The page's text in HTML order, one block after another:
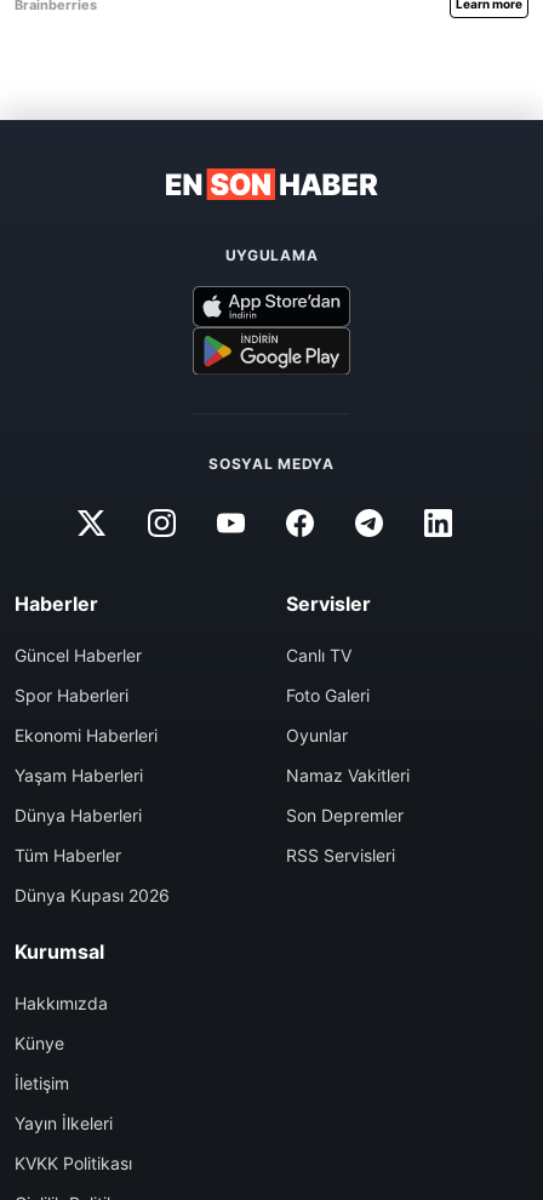
UYGULAMA
SOSYAL MEDYA
Haberler
Güncel Haberler
Spor Haberleri
Ekonomi Haberleri
Yaşam Haberleri
Dünya Haberleri
Tüm Haberler
Dünya Kupası 2026
Servisler
Canlı TV
Foto Galeri
Oyunlar
Namaz Vakitleri
Son Depremler
RSS Servisleri
Kurumsal
Hakkımızda
Künye
İletişim
Yayın İlkeleri
KVKK Politikası